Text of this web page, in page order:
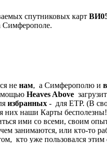
спутниковых карт
Симферополе.
не нам, а Симферополю и
Heaves Above
избранных - для ЕТР. (В
наши Карты
ими со всеми, своим
занимаются, или кто-то
кто уже пользовался этим